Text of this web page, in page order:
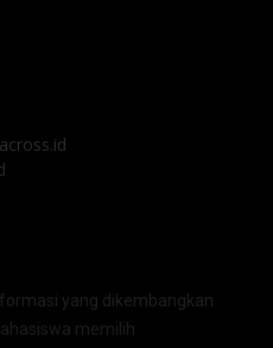
yang dikembangkan
memilih